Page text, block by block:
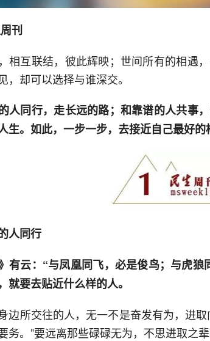
刊
相互联结，彼此辉映；世间所有的相遇
，却可以选择与谁深交。
人同行，走长远的路；和靠谱的人共事
生。如此，一步一步，去接近自己最好的
人同行
有云：“与凤凰同飞，必是俊鸟；与虎
就要去贴近什么样的人。
边所交往的人，无一不是奋发有为，进
务。”要远离那些碌碌无为，不思进取之辈